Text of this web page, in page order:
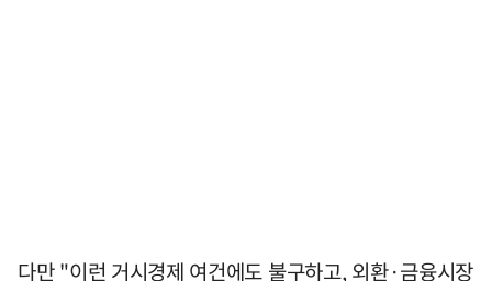
다만 "이런 거시경제 여건에도 불구하고, 외환·금융시장